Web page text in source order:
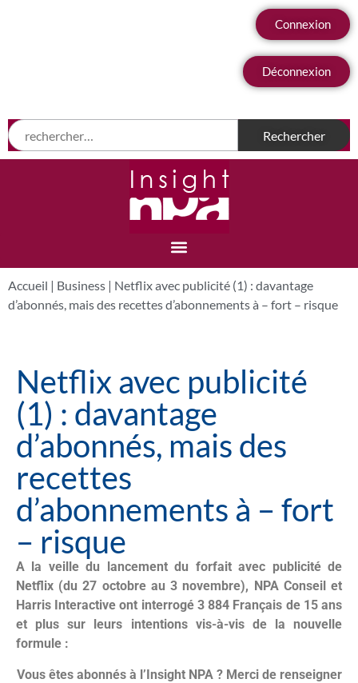
Connexion
Déconnexion
Accueil | Business | Netflix avec publicité (1) : davantage
d’abonnés, mais des recettes d’abonnements à – fort – risque
Netflix avec publicité
(1) : davantage
d’abonnés, mais des
recettes
d’abonnements à – fort
– risque
A la veille du lancement du forfait avec publicité de
Netflix (du 27 octobre au 3 novembre), NPA Conseil et
Harris Interactive ont interrogé 3 884 Français de 15 ans
et plus sur leurs intentions vis-à-vis de la nouvelle
formule :
Vous êtes abonnés à l’Insight NPA ? Merci de renseigner